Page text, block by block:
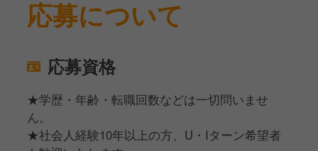
応募について
応募資格
★学歴・年齢・転職回数などは一切問いませ
ん。
★社会人経験10年以上の方、U・Iターン希望者